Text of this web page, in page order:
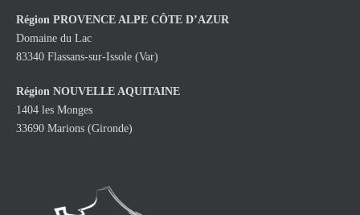
Région PROVENCE ALPE CÔTE D’AZUR
Domaine du Lac
83340 Flassans-sur-Issole (Var)
Région NOUVELLE AQUITAINE
1404 les Monges
33690 Marions (Gironde)